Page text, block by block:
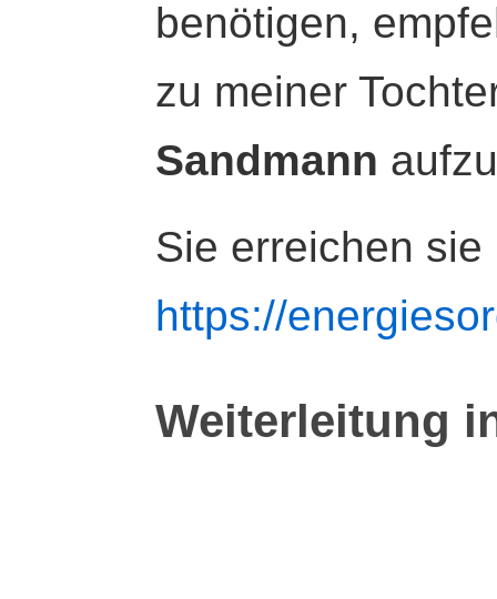
benötigen,
zu meiner
Sandmann
Sie erreichen sie
https://
Weiterleitung